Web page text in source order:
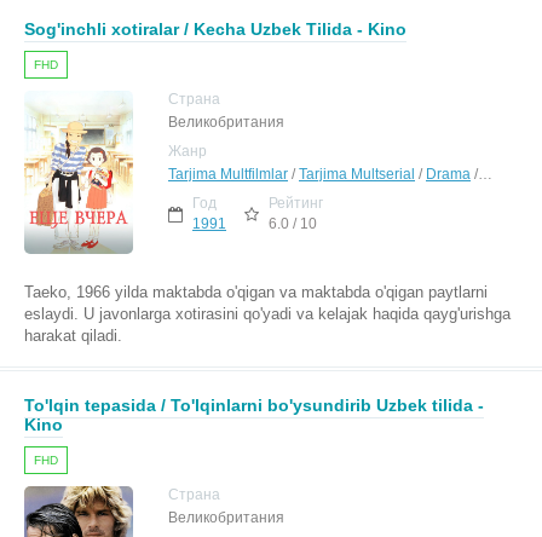
Sog'inchli xotiralar / Kecha Uzbek Tilida - Kino
FHD
Страна
Великобритания
Жанр
Tarjima Multfilmlar /Tarjima Multserial / Drama /
Год
1991
Рейтинг
6.0 / 10
Taeko, 1966 yilda maktabda o'qigan va maktabda o'qigan paytlarni
eslaydi. U javonlarga xotirasini qo'yadi va kelajak haqida qayg'urishga
harakat qiladi.
To'lqin tepasida / To'lqinlarni bo'ysundirib Uzbek tilida -
Kino
FHD
Страна
Великобритания